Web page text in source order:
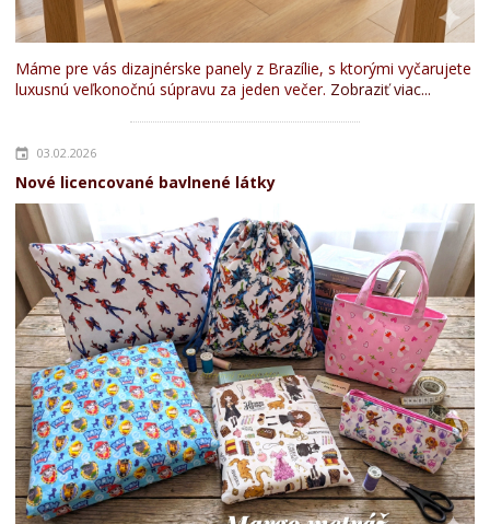
Máme pre vás dizajnérske panely z Brazílie, s ktorými vyčarujete
luxusnú veľkonočnú súpravu za jeden večer. Zobraziť viac...
03.02.2026
Nové licencované bavlnené látky